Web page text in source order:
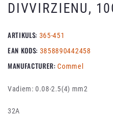
DIVVIRZIENU,
ARTIKULS: 365-451
EAN KODS: 3858890442458
MANUFACTURER: Commel
Vadiem: 0.08-2.5(4) mm2
32A